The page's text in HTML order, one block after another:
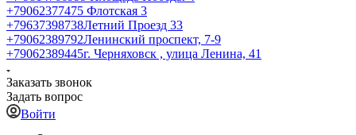
+79062377475 Флотская 3
+79637398738Летний Проезд 33
+79062389792Ленинский проспект, 7-9
+79062389445г. Черняховск , улица Ленина, 41
Заказать звонок
Задать вопрос
Войти